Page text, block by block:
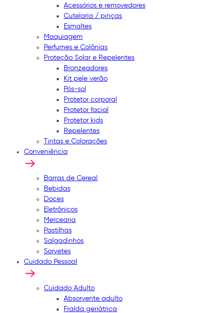
Acessórios e removedores
Cutelaria / pinças
Esmaltes
Maquiagem
Perfumes e Colônias
Proteção Solar e Repelentes
Bronzeadores
Kit pele verão
Pós-sol
Protetor corporal
Protetor facial
Protetor kids
Repelentes
Tintas e Colorações
Conveniência
Barras de Cereal
Bebidas
Doces
Eletrônicos
Mercearia
Pastilhas
Salgadinhos
Sorvetes
Cuidado Pessoal
Cuidado Adulto
Absorvente adulto
Fralda geriátrica